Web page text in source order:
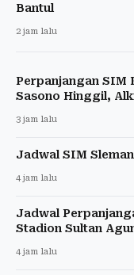
Bantul
2 jam lalu
Perpanjangan SIM
Sasono Hinggil,
3 jam lalu
Jadwal SIM
4 jam lalu
Jadwal
Stadion Sultan
4 jam lalu